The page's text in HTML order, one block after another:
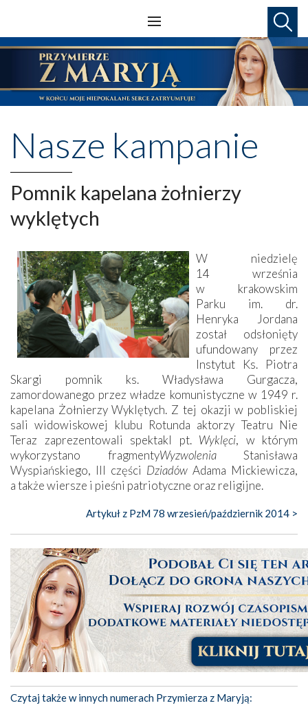
Nasze kampanie
Pomnik kapelana żołnierzy
wyklętych
W niedzielę
14 września
w krakowskim
Parku im. dr.
Henryka Jordana
został odsłonięty
ufundowany przez
Instytut Ks. Piotra
Skargi pomnik ks. Władysława Gurgacza,
zamordowanego przez władze komunistyczne w 1949 r.
kapelana Żołnierzy Wyklętych. Z tej okazji w pobliskiej
sali widowiskowej klubu Rotunda aktorzy Teatru Nie
Teraz zaprezentowali spektakl pt. Wyklęci, w którym
wykorzystano fragmentyWyzwoleniaStanisława
Wyspiańskiego, III części Dziadów Adama Mickiewicza,
a także wiersze i pieśni patriotyczne oraz religijne.
Artykuł z PzM 78 wrzesień/październik 2014 >
Czytaj także w innych numerach Przymierza z Maryją: